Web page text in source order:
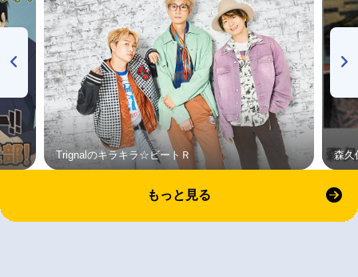
Trignalのキラキラ☆ビートＲ 森久
もっと見る